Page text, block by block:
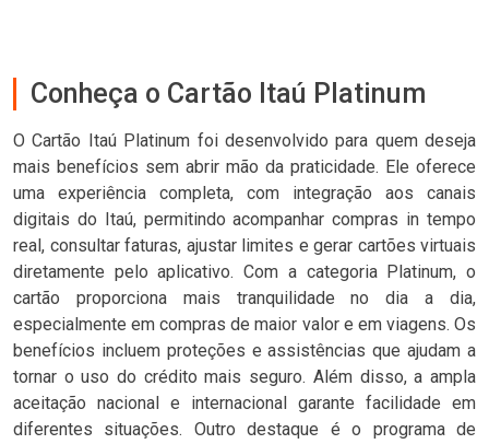
Conheça o Cartão Itaú Platinum
O Cartão Itaú Platinum foi desenvolvido para quem deseja
mais benefícios sem abrir mão da praticidade. Ele oferece
uma experiência completa, com integração aos canais
digitais do Itaú, permitindo acompanhar compras in tempo
real, consultar faturas, ajustar limites e gerar cartões virtuais
diretamente pelo aplicativo. Com a categoria Platinum, o
cartão proporciona mais tranquilidade no dia a dia,
especialmente em compras de maior valor e em viagens. Os
benefícios incluem proteções e assistências que ajudam a
tornar o uso do crédito mais seguro. Além disso, a ampla
aceitação nacional e internacional garante facilidade em
diferentes situações. Outro destaque é o programa de